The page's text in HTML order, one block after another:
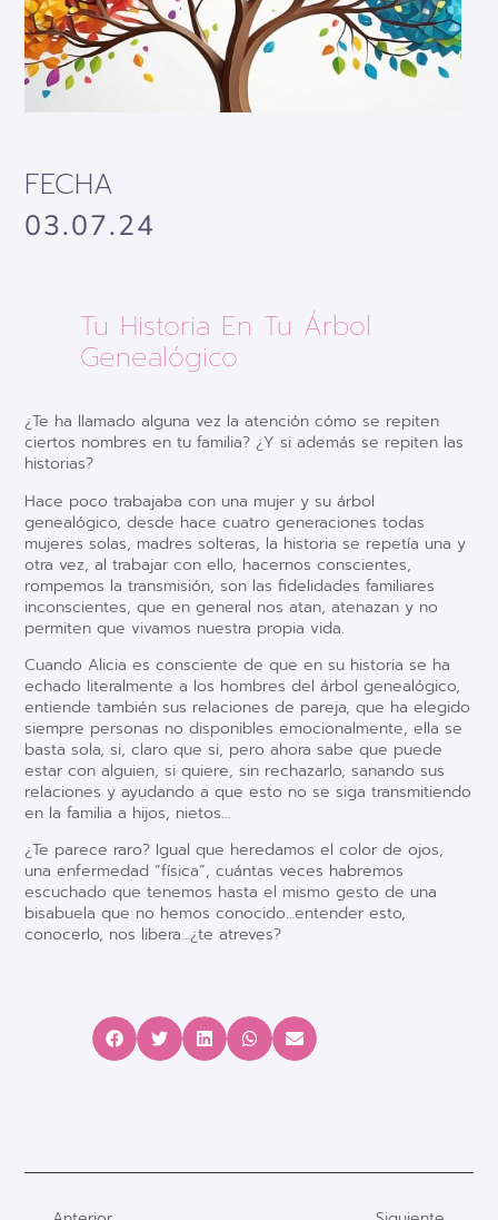
FECHA
03.07.24
Tu Historia En Tu Árbol
Genealógico
¿Te ha llamado alguna vez la atención cómo se repiten
ciertos nombres en tu familia? ¿Y si además se repiten las
historias?
Hace poco trabajaba con una mujer y su árbol
genealógico, desde hace cuatro generaciones todas
mujeres solas, madres solteras, la historia se repetía una y
otra vez, al trabajar con ello, hacernos conscientes,
rompemos la transmisión, son las fidelidades familiares
inconscientes, que en general nos atan, atenazan y no
permiten que vivamos nuestra propia vida.
Cuando Alicia es consciente de que en su historia se ha
echado literalmente a los hombres del árbol genealógico,
entiende también sus relaciones de pareja, que ha elegido
siempre personas no disponibles emocionalmente, ella se
basta sola, si, claro que si, pero ahora sabe que puede
estar con alguien, si quiere, sin rechazarlo, sanando sus
relaciones y ayudando a que esto no se siga transmitiendo
en la familia a hijos, nietos…
¿Te parece raro? Igual que heredamos el color de ojos,
una enfermedad “física”, cuántas veces habremos
escuchado que tenemos hasta el mismo gesto de una
bisabuela que no hemos conocido…entender esto,
conocerlo, nos libera…¿te atreves?